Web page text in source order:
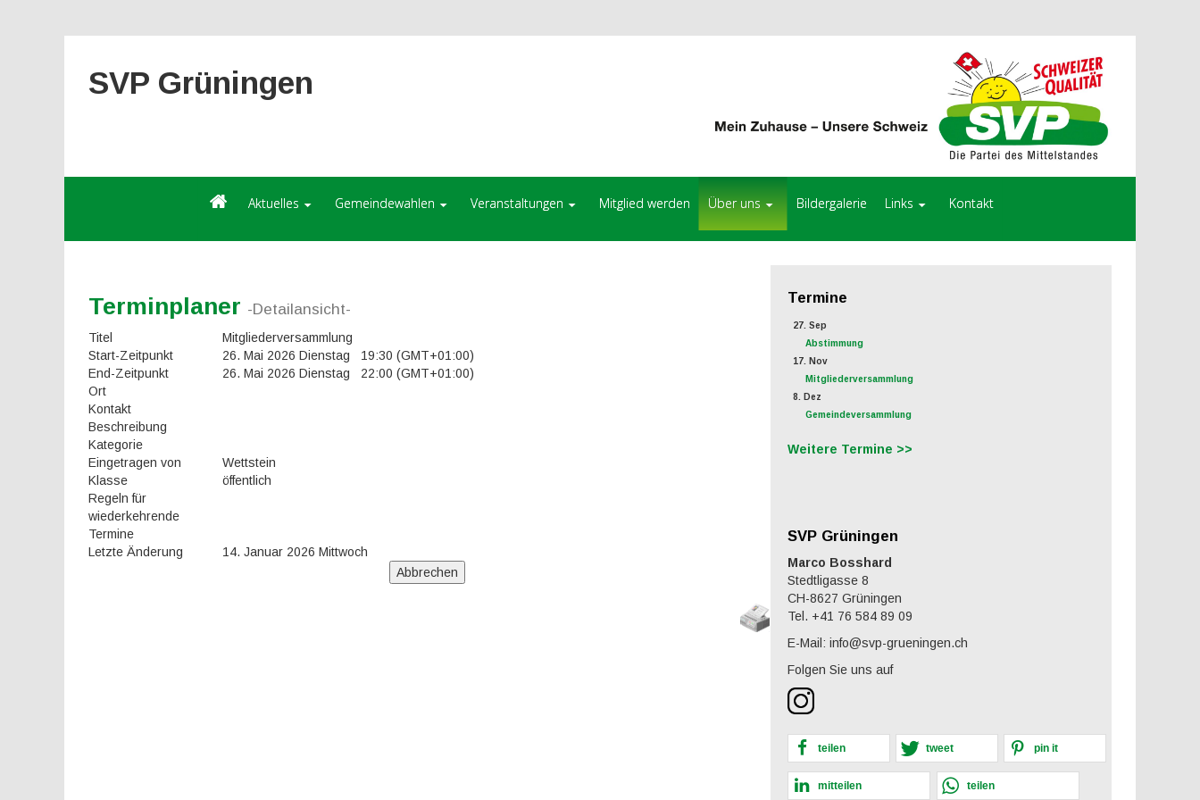
SVP Grüningen
Aktuelles Gemeindewahlen Veranstaltungen Mitglied werden Über uns Bildergalerie Links Kontakt
Terminplaner -Detailansicht-
Titel
Mitgliederversammlung
Start-Zeitpunkt
26. Mai 2026 Dienstag 19:30 (GMT+01:00)
End-Zeitpunkt
26. Mai 2026 Dienstag 22:00 (GMT+01:00)
Ort
Kontakt
Beschreibung
Kategorie
Eingetragen von
Wettstein
Klasse
öffentlich
Regeln für
wiederkehrende
Termine
Letzte Änderung
14. Januar 2026 Mittwoch
Termine
27. Sep
Abstimmung
17. Nov
Mitgliederversammlung
8. Dez
Gemeindeversammlung
Weitere Termine >>
SVP Grüningen
Marco Bosshard
Stedtligasse 8
CH-8627 Grüningen
Tel. +41 76 584 89 09
E-Mail: info@svp-grueningen.ch
Folgen Sie uns auf
teilen tweet pin it
mitteilen teilen